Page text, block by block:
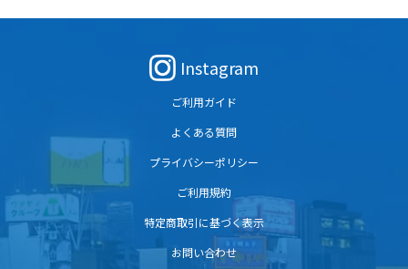
Instagram
ご利用ガイド
よくある質問
プライバシーポリシー
ご利用規約
特定商取引に基づく表示
お問い合わせ